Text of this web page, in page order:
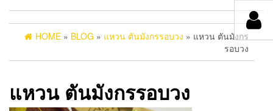
HOME » BLOG » แหวน ตันมังกรรอบวง » แหวน ตันมังกร
รอบวง
แหวน ตันมังกรรอบวง